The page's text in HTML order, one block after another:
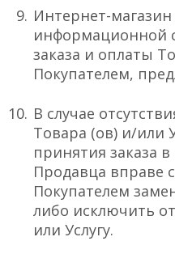
Интернет-магазин
информационной
заказа и оплаты
Покупателем,
В случае
Товара (ов) и/или
принятия заказа
Продавца вправе
Покупателем
либо исключить
или Услугу.